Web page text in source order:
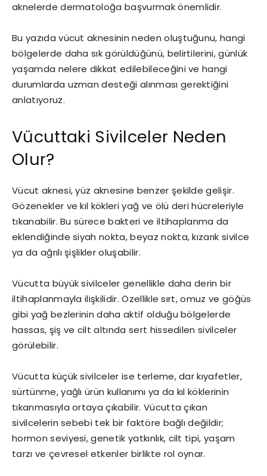
aknelerde dermatoloğa başvurmak önemlidir.
Bu yazıda vücut aknesinin neden oluştuğunu, hangi
bölgelerde daha sık görüldüğünü, belirtilerini, günlük
yaşamda nelere dikkat edilebileceğini ve hangi
durumlarda uzman desteği alınması gerektiğini
anlatıyoruz.
Vücuttaki Sivilceler Neden
Olur?
Vücut aknesi, yüz aknesine benzer şekilde gelişir.
Gözenekler ve kıl kökleri yağ ve ölü deri hücreleriyle
tıkanabilir. Bu sürece bakteri ve iltihaplanma da
eklendiğinde siyah nokta, beyaz nokta, kızarık sivilce
ya da ağrılı şişlikler oluşabilir.
Vücutta büyük sivilceler genellikle daha derin bir
iltihaplanmayla ilişkilidir. Özellikle sırt, omuz ve göğüs
gibi yağ bezlerinin daha aktif olduğu bölgelerde
hassas, şiş ve cilt altında sert hissedilen sivilceler
görülebilir.
Vücutta küçük sivilceler ise terleme, dar kıyafetler,
sürtünme, yağlı ürün kullanımı ya da kıl köklerinin
tıkanmasıyla ortaya çıkabilir. Vücutta çıkan
sivilcelerin sebebi tek bir faktöre bağlı değildir;
hormon seviyesi, genetik yatkınlık, cilt tipi, yaşam
tarzı ve çevresel etkenler birlikte rol oynar.